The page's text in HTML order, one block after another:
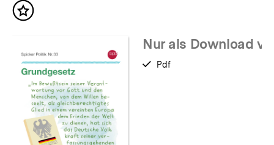
Inhalt
Nur als Download
verfügbar
Pdf